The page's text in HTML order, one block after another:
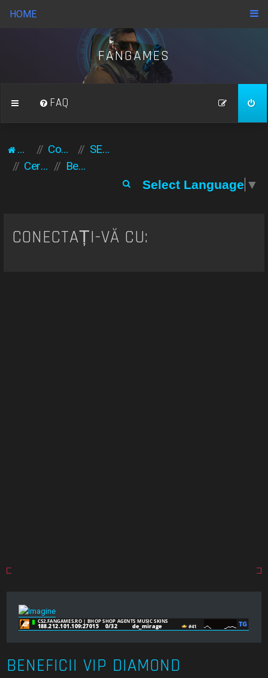
HOME
FANGAMES
FAQ
Acasă Comunitate
SERVERE ACCESE
Cereri / accese servere
Beneficii vip diamond
Select Language ▼
t
CONECTAȚI-VĂ CU:
BENEFICII VIP DIAMOND